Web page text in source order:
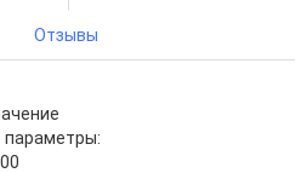
Отзывы
параметры: